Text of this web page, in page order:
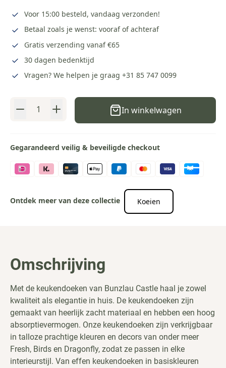
Voor 15:00 besteld, vandaag verzonden!
Betaal zoals je wenst: vooraf of achteraf
Gratis verzending vanaf €65
30 dagen bedenktijd
Vragen? We helpen je graag +31 85 747 0099
Aantal In winkelwagen
Gegarandeerd veilig & beveiligde checkout
Ontdek meer van deze collectie Koeien
Omschrijving
Met de keukendoeken van Bunzlau Castle haal je zowel
kwaliteit als elegantie in huis. De keukendoeken zijn
gemaakt van heerlijk zacht materiaal en hebben een hoog
absorptievermogen. Onze keukendoeken zijn verkrijgbaar
in talloze prachtige kleuren en decors van onder meer
Fresh, Birds en Dragonfly, zodat ze passen in elke
interieurstijl. Van effen keukendoeken in basiskleuren